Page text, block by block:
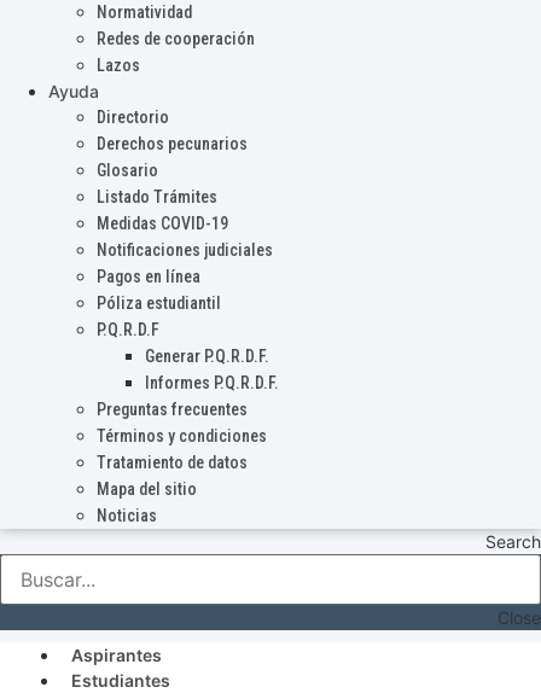
Normatividad
Redes de cooperación
Lazos
Ayuda
Directorio
Derechos pecunarios
Glosario
Listado Trámites
Medidas COVID-19
Notificaciones judiciales
Pagos en línea
Póliza estudiantil
P.Q.R.D.F
Generar P.Q.R.D.F.
Informes P.Q.R.D.F.
Preguntas frecuentes
Términos y condiciones
Tratamiento de datos
Mapa del sitio
Noticias
Search
Close
Aspirantes
Estudiantes